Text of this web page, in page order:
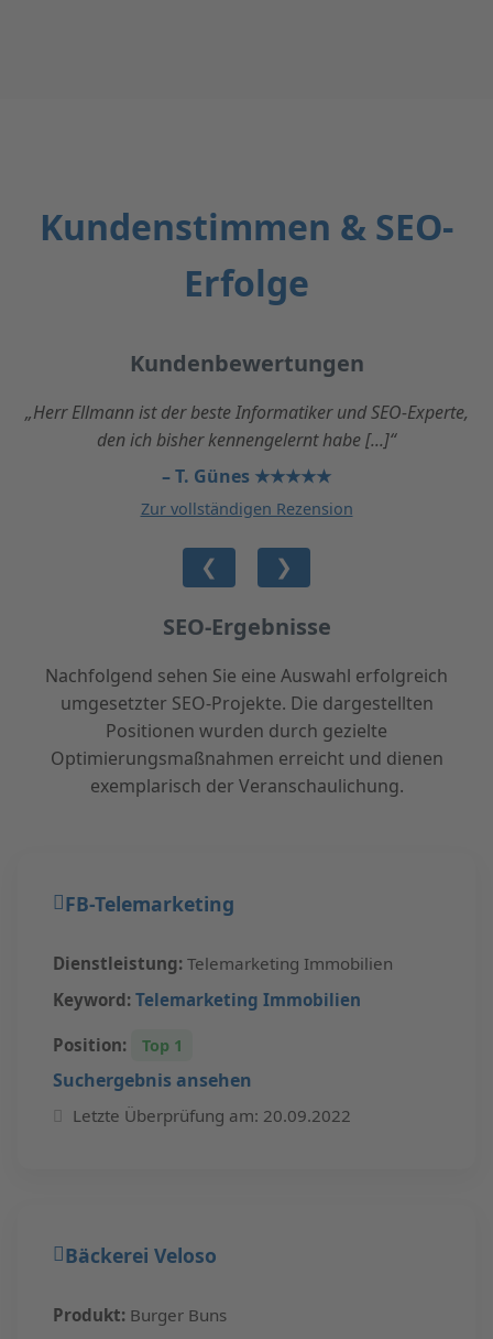
Kundenstimmen & SEO-
Erfolge
Kundenbewertungen
„Herr Ellmann ist der beste Informatiker und SEO-Experte,
den ich bisher kennengelernt habe [...]“
– T. Günes ★★★★★
Zur vollständigen Rezension
❮ ❯
SEO-Ergebnisse
Nachfolgend sehen Sie eine Auswahl erfolgreich
umgesetzter SEO-Projekte. Die dargestellten
Positionen wurden durch gezielte
Optimierungsmaßnahmen erreicht und dienen
exemplarisch der Veranschaulichung.
FB-Telemarketing
Dienstleistung: Telemarketing Immobilien
Keyword: Telemarketing Immobilien
Position: Top 1
Suchergebnis ansehen
Letzte Überprüfung am: 20.09.2022
Bäckerei Veloso
Produkt: Burger Buns